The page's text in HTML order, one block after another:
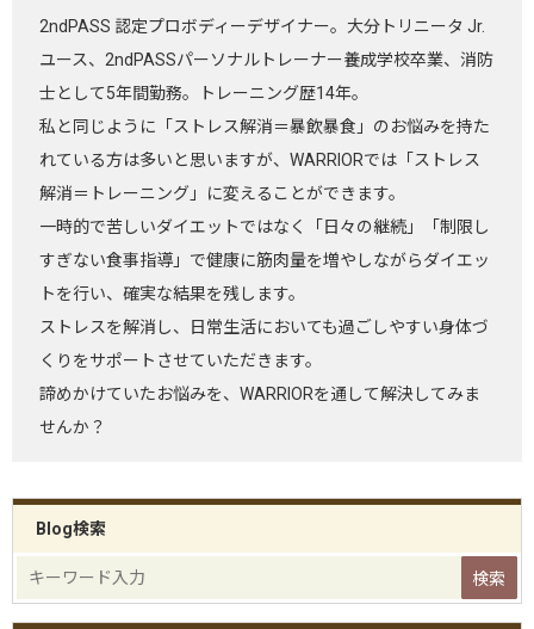
2ndPASS 認定プロボディーデザイナー。大分トリニータ Jr.
ユース、2ndPASSパーソナルトレーナー養成学校卒業、消防
士として5年間勤務。トレーニング歴14年。
私と同じように「ストレス解消＝暴飲暴食」のお悩みを持た
れている方は多いと思いますが、WARRIORでは「ストレス
解消＝トレーニング」に変えることができます。
一時的で苦しいダイエットではなく「日々の継続」「制限し
すぎない食事指導」で健康に筋肉量を増やしながらダイエッ
トを行い、確実な結果を残します。
ストレスを解消し、日常生活においても過ごしやすい身体づ
くりをサポートさせていただきます。
諦めかけていたお悩みを、WARRIORを通して解決してみま
せんか？
Blog検索